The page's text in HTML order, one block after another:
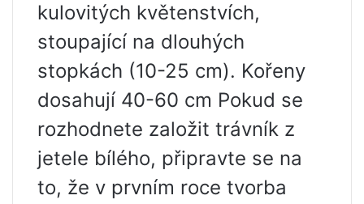
kulovitých květenstvích,
stoupající na dlouhých
stopkách (10-25 cm). Kořeny
dosahují 40-60 cm Pokud se
rozhodnete založit trávník z
jetele bílého, připravte se na
to, že v prvním roce tvorba